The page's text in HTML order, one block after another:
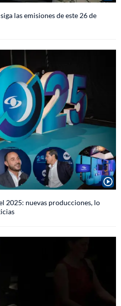
las emisiones de este 26 de
2025: nuevas producciones, lo